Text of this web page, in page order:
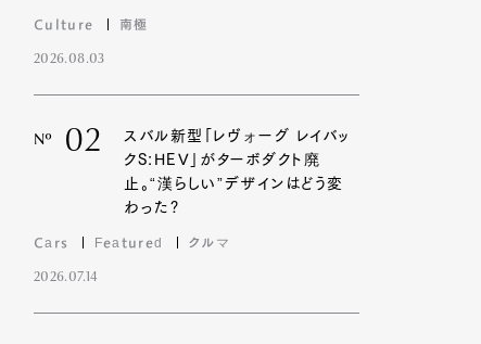
ContactCulture 南極
2026.08.03
Nº 02
スバル新型「レヴォーグ レイバッ
クS:HEV」がターボダクト廃
止。“漢らしい”デザインはどう変
わった?
Cars Featured クルマ
2026.07.14